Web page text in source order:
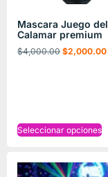
Mascara Juego del
Calamar premium
$4,000.00 $2,000.00
Seleccionar opciones